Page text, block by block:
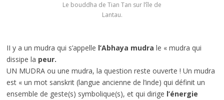
Le bouddha de Tian Tan sur l’île de
Lantau.
II y a un mudra qui s’appelle l’Abhaya mudra le « mudra qui
dissipe la peur.
UN MUDRA ou une mudra, la question reste ouverte ! Un mudra
est « un mot sanskrit (langue ancienne de l’inde) qui définit un
ensemble de geste(s) symbolique(s), et qui dirige l’énergie